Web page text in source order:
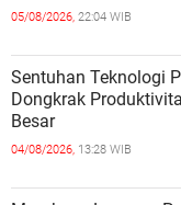
05/08/2026, 22:04 WIB
Sentuhan Teknologi
Dongkrak
Besar
04/08/2026, 13:28 WIB